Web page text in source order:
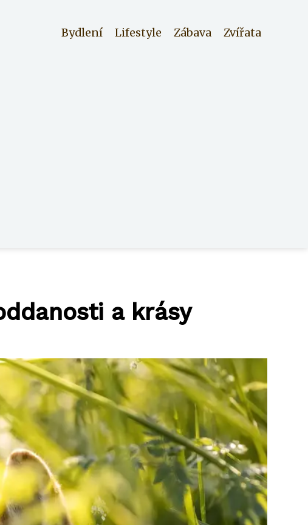
Bydlení Lifestyle Zábava Zvířata
a krásy